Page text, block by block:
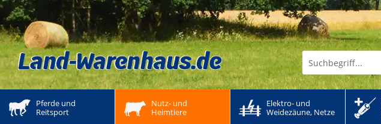
Pferde und
Reitsport
Nutz- und
Heimtiere
Elektro- und
Weidezäune, Netze